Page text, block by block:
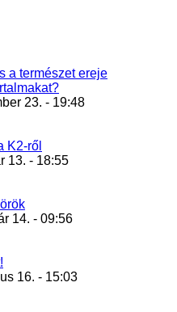
a természet ereje
23. - 19:48
K2-ről
13. - 18:55
14. - 09:56
16. - 15:03